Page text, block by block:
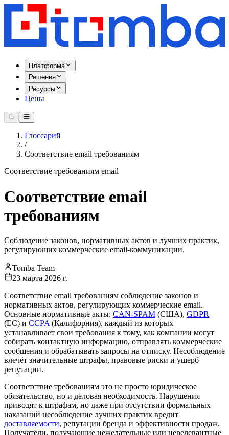
Платформа
Решения
Ресурсы
Цены
Глоссарий
/
Соответствие email требованиям
Соответствие требованиям email
Соответствие email
требованиям
Соблюдение законов, нормативных актов и лучших практик,
регулирующих коммерческие email-коммуникации.
Tomba Team
23 марта 2026 г.
Соответствие email требованиям соблюдение законов и
нормативных актов, регулирующих коммерческие email.
Основные нормативные акты: CAN-SPAM (США), GDPR
(ЕС) и CCPA (Калифорния), каждый из которых
устанавливает свои требования к тому, как компании могут
собирать контактную информацию, отправлять коммерческие
сообщения и обрабатывать запросы на отписку. Несоблюдение
влечёт значительные штрафы, правовые риски и ущерб
репутации.
Соответствие требованиям это не просто юридическое
обязательство, но и деловая необходимость. Нарушения
приводят к штрафам, но даже при отсутствии формальных
наказаний несоблюдение лучших практик вредит
доставляемости, репутации бренда и эффективности продаж.
Получатели, получающие нежелательные или нерелевантные